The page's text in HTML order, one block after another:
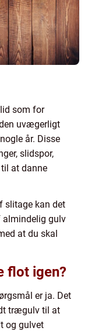
som for
uvægerligt
år. Disse
slidspor,
til at danne
slitage kan det
gulv
at du skal
flot igen?
er ja. Det
trægulv til at
og gulvet